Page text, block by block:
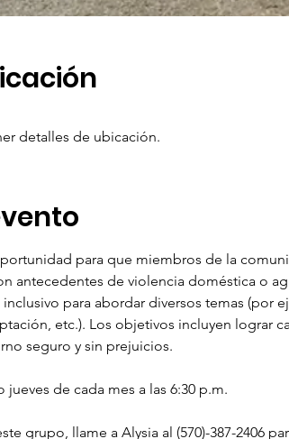
detalles de ubicación.
para que miembros de la
antecedentes de violencia doméstica o
para abordar diversos temas (por
etc.). Los objetivos incluyen lograr
seguro y sin prejuicios.
de cada mes a las 6:30 p.m.
grupo, llame a Alysia al (570)-387-2406